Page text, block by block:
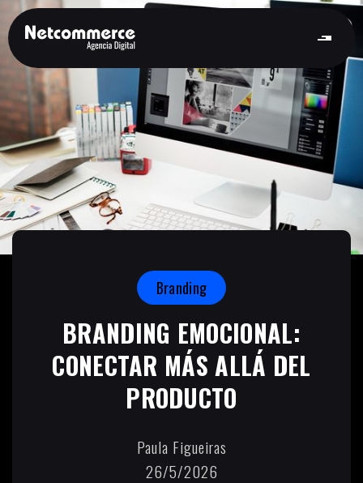
Branding
BRANDING EMOCIONAL:
CONECTAR MÁS ALLÁ DEL
PRODUCTO
Paula Figueiras
26/5/2026